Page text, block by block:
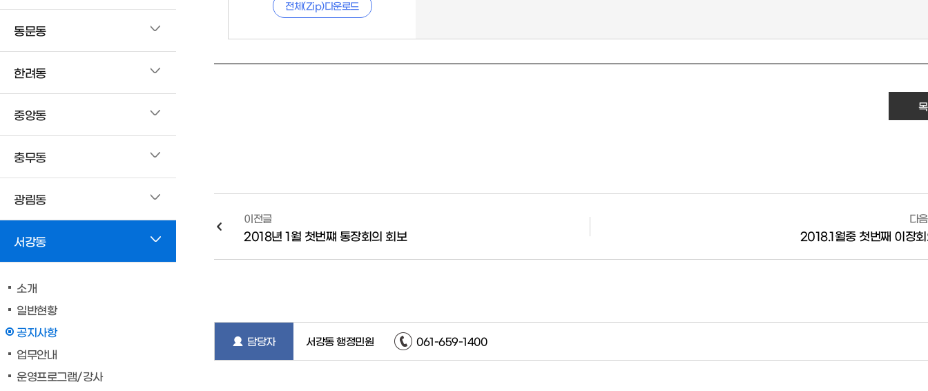
동문동
한려동
중앙동
충무동
광림동
서강동
소개
일반현황
공지사항
업무안내
운영프로그램/강사
전체(Zip)다운로드
이전글
2018년 1월 첫번쨰 통장회의 회보
다
2018.1월중 첫번째 이장
담당자 서강동 행정민원 061-659-1400